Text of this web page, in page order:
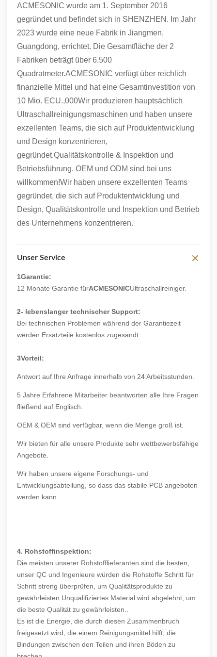
ACMESONIC wurde am 1. September 2016
gegründet und befindet sich in SHENZHEN. Im Jahr
2023 wurde eine neue Fabrik in Jiangmen,
Guangdong, errichtet. Die Gesamtfläche der 2
Fabriken beträgt über 6.500
Quadratmeter.ACMESONIC verfügt über reichlich
finanzielle Mittel und hat eine Gesamtinvestition von
10 Mio. ECU.,000Wir produzieren hauptsächlich
Ultraschallreinigungsmaschinen und haben unsere
exzellenten Teams, die sich auf Produktentwicklung
und Design konzentrieren,
gegründet.Qualitätskontrolle & Inspektion und
Betriebsführung. OEM und ODM sind bei uns
willkommen!Wir haben unsere exzellenten Teams
gegründet, die sich auf Produktentwicklung und
Design, Qualitätskontrolle und Inspektion und Betrieb
des Unternehmens konzentrieren.
Unser Service
1Garantie:
12 Monate Garantie fürACMESONICUltraschallreiniger.
2- lebenslanger technischer Support:
Bei technischen Problemen während der Garantiezeit
werden Ersatzteile kostenlos zugesandt.
3Vorteil:
Antwort auf Ihre Anfrage innerhalb von 24 Arbeitsstunden.
5 Jahre Erfahrene Mitarbeiter beantworten alle Ihre Fragen
fließend auf Englisch.
OEM & OEM sind verfügbar, wenn die Menge groß ist.
Wir bieten für alle unsere Produkte sehr wettbewerbsfähige
Angebote.
Wir haben unsere eigene Forschungs- und
Entwicklungsabteilung, so dass das stabile PCB angeboten
werden kann.
4. Rohstoffinspektion:
Die meisten unserer Rohstofflieferanten sind die besten,
unser QC und Ingenieure würden die Rohstoffe Schritt für
Schritt streng überprüfen, um Qualitätsprodukte zu
gewährleisten.Unqualifiziertes Material wird abgelehnt, um
die beste Qualität zu gewährleisten..
Es ist die Energie, die durch diesen Zusammenbruch
freigesetzt wird, die einem Reinigungsmittel hilft, die
Bindungen zwischen den Teilen und ihren Böden zu